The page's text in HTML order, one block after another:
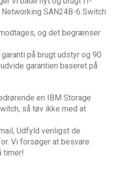
SAN24B-6 Switch
og det begrænser
på brugt udstyr og 90
garantien baseret på
en IBM Storage
så tøv ikke med at
Udfyld venligst de
Vi forsøger at besvare
timer!